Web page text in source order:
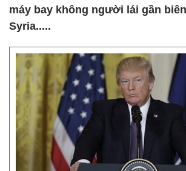
máy bay không người lái gần
Syria.....